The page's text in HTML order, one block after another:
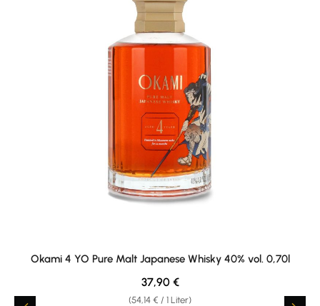
Okami 4 YO Pure Malt Japanese Whisky 40% vol. 0,70l
(54,14 € / 1 Liter)
Regulärer Preis:
37,90 €